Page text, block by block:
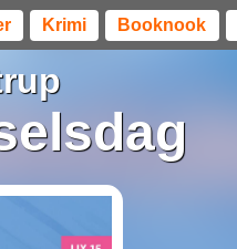
Krimi Booknook